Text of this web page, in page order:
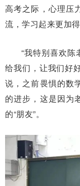
高考之际，心理压
流，学习起来更加
“我特别喜欢
给我们，让我们好
说，之前畏惧的数
的进步，这是因为
的“朋友”。